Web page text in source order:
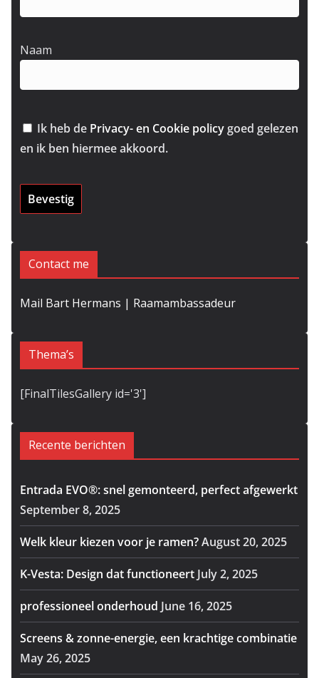
Naam
Ik heb de Privacy- en Cookie policygoed gelezen
en ik ben hiermee akkoord.
Contact me
Mail Bart Hermans | Raamambassadeur
Thema’s
[FinalTilesGallery id='3']
Recente berichten
Entrada EVO®: snel gemonteerd, perfect afgewerkt
September 8, 2025
Welk kleur kiezen voor je ramen?August 20, 2025
K-Vesta: Design dat functioneert July 2, 2025
professioneel onderhoud June 16, 2025
Screens & zonne-energie, een krachtige combinatie
May 26, 2025